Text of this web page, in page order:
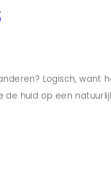
Logisch, want
de huid op een